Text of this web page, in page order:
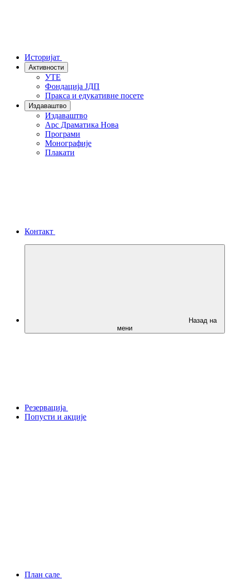
Историјат
Активности
УТЕ
Фондација ЈДП
Пракса и едукативне посете
Издаваштво
Издаваштво
Арс Драматика Нова
Програми
Монографије
Плакати
Контакт
Назад на
мени
Резервација
Попусти и акције
План сале